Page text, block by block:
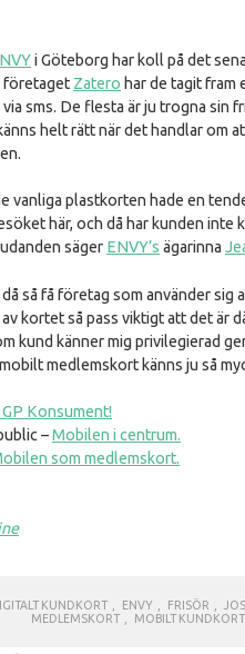
i Göteborg har koll på det
företaget Zatero har de tagit fram
sms. De flesta är ju trogna sin
helt rätt när det handlar om
vanliga plastkorten hade en
här, och då har kunden
säger ENVY’s ägarinna
så få företag som använder sig
kortet så pass viktigt att det är
kund känner mig privilegierad
medlemskort känns ju så
Konsument!
–Mobilen i centrum.
som medlemskort.
KUNDKORT ENVY FRISÖR
MEDLEMSKORT
MOBILT KUNDKORT